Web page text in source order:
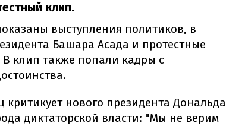
клип.
выступления политиков, в
Башара Асада и протестные
клип также попали кадры с
критикует нового президента Дональда
диктаторской власти: "Мы не верим